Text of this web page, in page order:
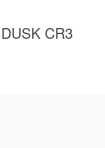
DUSK CR3